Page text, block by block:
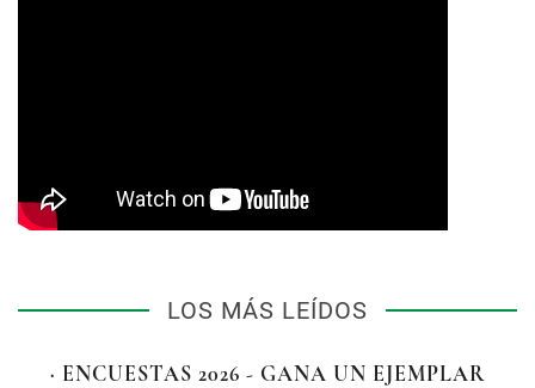
LOS MÁS LEÍDOS
· ENCUESTAS 2026 - GANA UN EJEMPLAR